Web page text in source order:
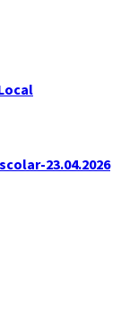
23.04.2026